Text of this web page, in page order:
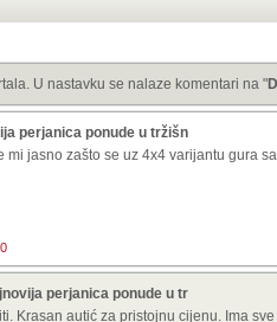
U nastavku se nalaze komentari na "
perjanica ponude u tržišn
mi jasno zašto se uz 4x4 varijantu gura
0
perjanica ponude u tr
Krasan autić za pristojnu cijenu. Ima